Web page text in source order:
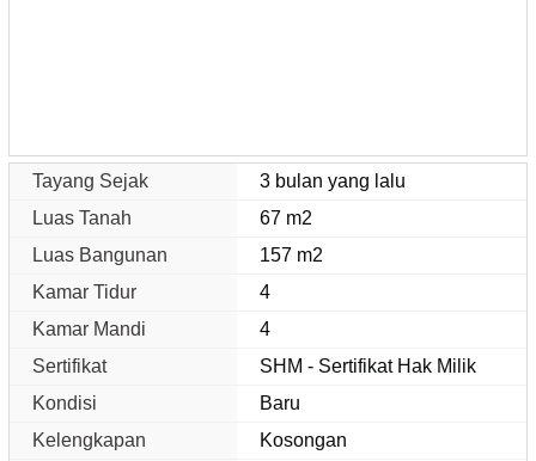
Tayang Sejak
3 bulan yang lalu
Luas Tanah
67 m2
Luas Bangunan
157 m2
Kamar Tidur
4
Kamar Mandi
4
Sertifikat
SHM - Sertifikat Hak Milik
Kondisi
Baru
Kelengkapan
Kosongan